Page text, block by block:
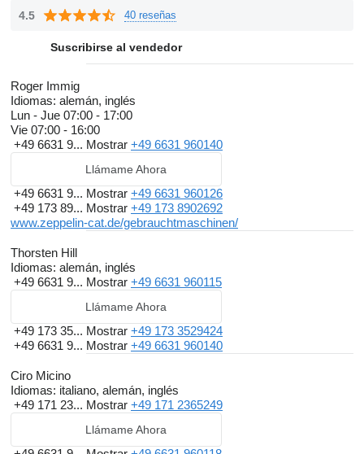
4.5 40 reseñas
Suscribirse al vendedor
Roger Immig
Idiomas: alemán, inglés
Lun - Jue 07:00 - 17:00
Vie 07:00 - 16:00
+49 6631 9... Mostrar +49 6631 960140
Llámame Ahora
+49 6631 9... Mostrar +49 6631 960126
+49 173 89... Mostrar +49 173 8902692
www.zeppelin-cat.de/gebrauchtmaschinen/
Thorsten Hill
Idiomas: alemán, inglés
+49 6631 9... Mostrar +49 6631 960115
Llámame Ahora
+49 173 35... Mostrar +49 173 3529424
+49 6631 9... Mostrar +49 6631 960140
Ciro Micino
Idiomas: italiano, alemán, inglés
+49 171 23... Mostrar +49 171 2365249
Llámame Ahora